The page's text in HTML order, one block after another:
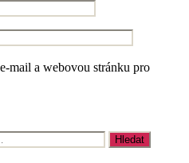
mail a webovou stránku pro